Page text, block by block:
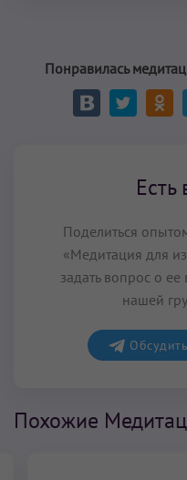
Понравилась
Есть
Поделиться
«Медитация для
задать вопрос о
нашей
Похожие